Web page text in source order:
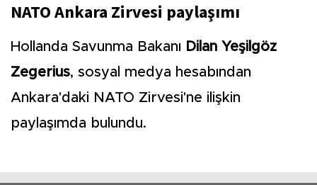
NATO Ankara Zirvesi paylaşımı
Hollanda Savunma Bakanı Dilan Yeşilgöz
Zegerius, sosyal medya hesabından
Ankara'daki NATO Zirvesi'ne ilişkin
paylaşımda bulundu.